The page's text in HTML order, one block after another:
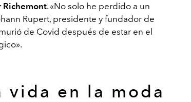
Richemont. «No solo he perdido a un
Rupert, presidente y fundador de
de Covid después de estar en el
en la moda